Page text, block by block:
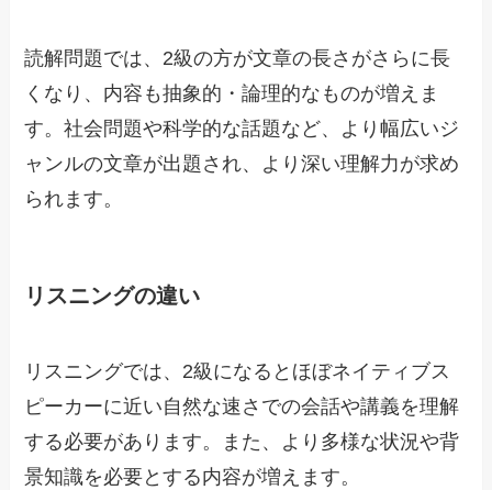
読解問題では、2級の方が文章の長さがさらに長
くなり、内容も抽象的・論理的なものが増えま
す。社会問題や科学的な話題など、より幅広いジ
ャンルの文章が出題され、より深い理解力が求め
られます。
リスニングの違い
リスニングでは、2級になるとほぼネイティブス
ピーカーに近い自然な速さでの会話や講義を理解
する必要があります。また、より多様な状況や背
景知識を必要とする内容が増えます。